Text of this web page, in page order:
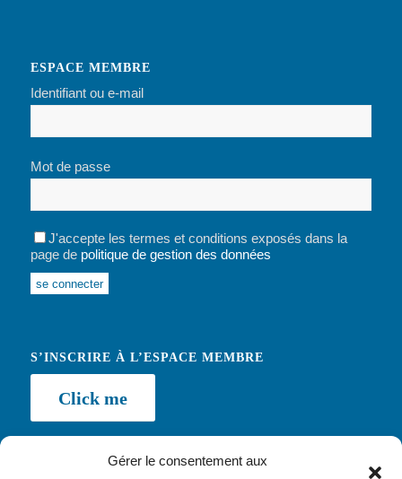
Gérer le consentement aux
ESPACE MEMBRE
Identifiant ou e-mail
Mot de passe
J'accepte les termes et conditions exposés dans la
page de politique de gestion des données
Alternative:
S’INSCRIRE À L’ESPACE MEMBRE
Click me